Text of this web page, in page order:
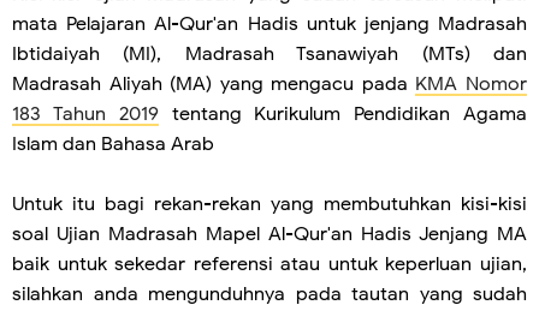
mata Pelajaran Al-Qur'an Hadis untuk jenjang Madrasah
Ibtidaiyah (MI), Madrasah Tsanawiyah (MTs) dan
Madrasah Aliyah (MA) yang mengacu pada KMA Nomor
183 Tahun 2019tentang Kurikulum Pendidikan Agama
Islam dan Bahasa Arab
Untuk itu bagi rekan-rekan yang membutuhkan kisi-kisi
soal Ujian Madrasah Mapel Al-Qur'an Hadis Jenjang MA
baik untuk sekedar referensi atau untuk keperluan ujian,
silahkan anda mengunduhnya pada tautan yang sudah